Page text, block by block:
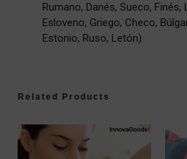
Rumano, Danés, Sueco, Finés,
Esloveno, Griego, Checo,
Estonio, Ruso, Letón)
Related Products